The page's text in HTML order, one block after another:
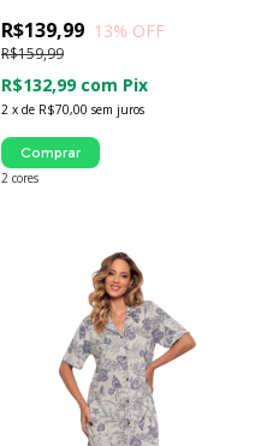
R$139,99
R$159,99
13% OFF
2 x de R$70,00 sem juros
R$132,99 com Pix
2 cores
Comprar